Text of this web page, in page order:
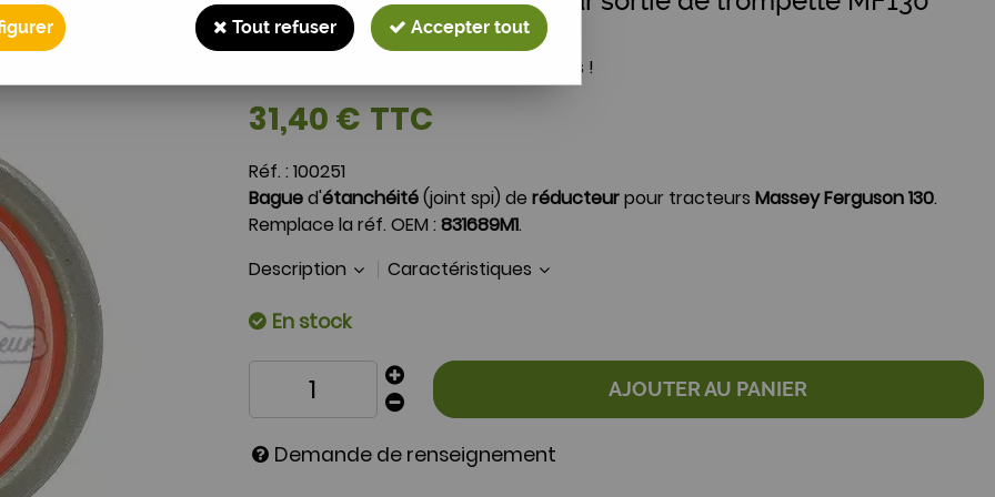
831689M1
Soyez le premier à donner votre avis !
31,40 € TTC
Réf. : 100251
Bagued'étanchéité(joint spi) de réducteurpour tracteurs Massey Ferguson 130.
Remplace la réf. OEM : 831689M1.
Description
Caractéristiques
En stock
AJOUTER AU PANIER
Demande de renseignement
Tout refuser Accepter tout